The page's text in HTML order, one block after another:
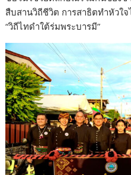
สืบสานวิถีชีวิต การสาธิตทำหัวใ
“วิถีไทดำใต้ร่มพระบารมี”